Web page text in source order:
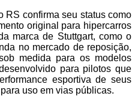
RS confirma seu status como
original para hipercarros
marca de Stuttgart, como o
no mercado de reposição,
medida para os modelos
para pilotos que
esportiva de seus
uso em vias públicas.